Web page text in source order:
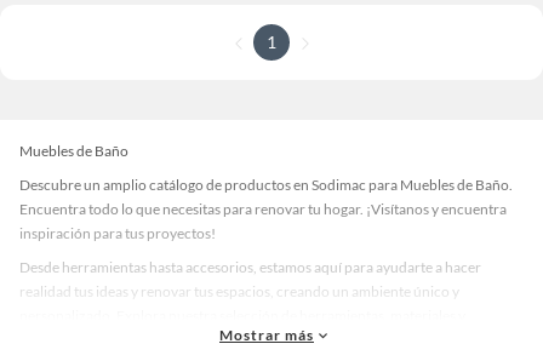
1
Muebles de Baño
Descubre un amplio catálogo de productos en Sodimac para Muebles de Baño.
Encuentra todo lo que necesitas para renovar tu hogar. ¡Visítanos y encuentra
inspiración para tus proyectos!
Desde herramientas hasta accesorios, estamos aquí para ayudarte a hacer
realidad tus ideas y renovar tus espacios, creando un ambiente único y
accesorios de calidad que te ayudarán a crear un espacio más tú.
Mostrar más